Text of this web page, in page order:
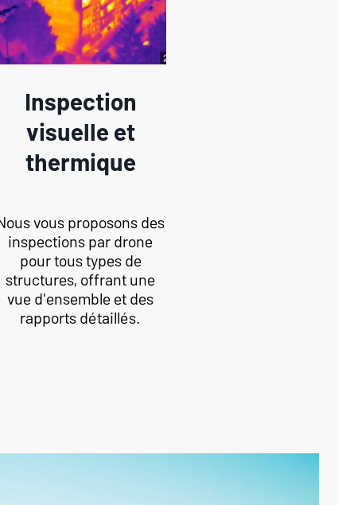
Inspection
visuelle et
thermique
vous proposons des
inspections par drone
pour tous types de
structures, offrant une
vue d'ensemble et des
rapports détaillés.